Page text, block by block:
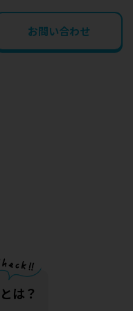
お問い合わせ
とは？